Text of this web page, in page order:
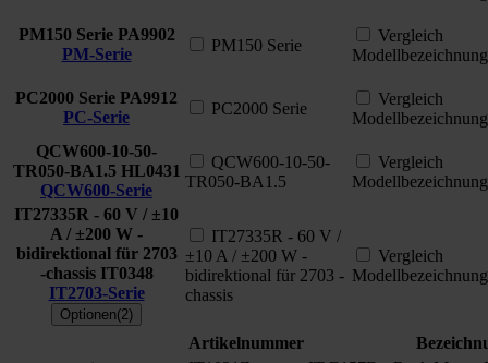
PM150 Serie PA9902
PM-Serie
PM150 Serie
Vergleich
Modellbezeichnung
PC2000 Serie PA9912
PC-Serie
PC2000 Serie
Vergleich
Modellbezeichnung
QCW600-10-50-
TR050-BA1.5 HL0431
QCW600-Serie
QCW600-10-50-
TR050-BA1.5
Vergleich
Modellbezeichnung
IT27335R - 60 V / ±10
A / ±200 W -
bidirektional für 2703
-chassis IT0348
IT2703-Serie
Optionen(2)
IT27335R - 60 V /
±10 A / ±200 W -
bidirektional für 2703 -
chassis
Vergleich
Modellbezeichnung
Artikelnummer